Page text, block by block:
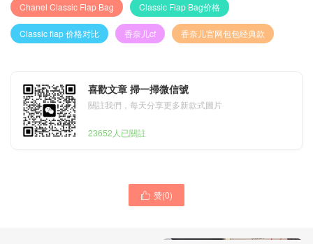
Chanel Classic Flap Bag Classic Flap Bag价格
Classic flap 价格对比 香奈儿cf 香奈儿官网包包经典款
喜歡文章 掃一掃微信號
關註我們，每天分享更多新款式圖片
23652人已關註
 赞(0)